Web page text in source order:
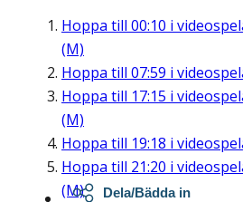
Hoppa till 00:10 i
(M)
Hoppa till 07:59 i
Hoppa till 17:15 i
(M)
Hoppa till 19:18 i
Hoppa till 21:20 i
(M)
Dela/Bädda in